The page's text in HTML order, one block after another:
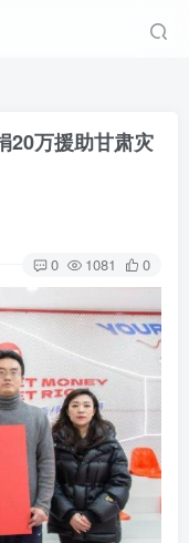
20万援助甘肃灾
0 1081 0